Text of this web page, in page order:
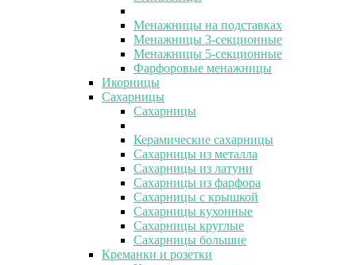
Менажницы на подставках
Менажницы 3-секционные
Менажницы 5-секционные
Фарфоровые менажницы
Икорницы
Сахарницы
Сахарницы
Керамические сахарницы
Сахарницы из металла
Сахарницы из латуни
Сахарницы из фарфора
Сахарницы с крышкой
Сахарницы кухонные
Сахарницы круглые
Сахарницы большие
Креманки и розетки